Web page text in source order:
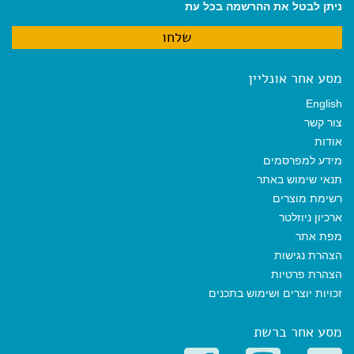
ניתן לבטל את ההרשמה בכל עת
מסע אחר אונליין
English
צור קשר
אודות
מידע למפרסמים
תנאי שימוש באתר
רשימת מוצרים
ארכיון ניוזלטר
מפת אתר
הצהרת נגישות
הצהרת פרטיות
זכויות יוצרים ושימוש בתכנים
מסע אחר ברשת